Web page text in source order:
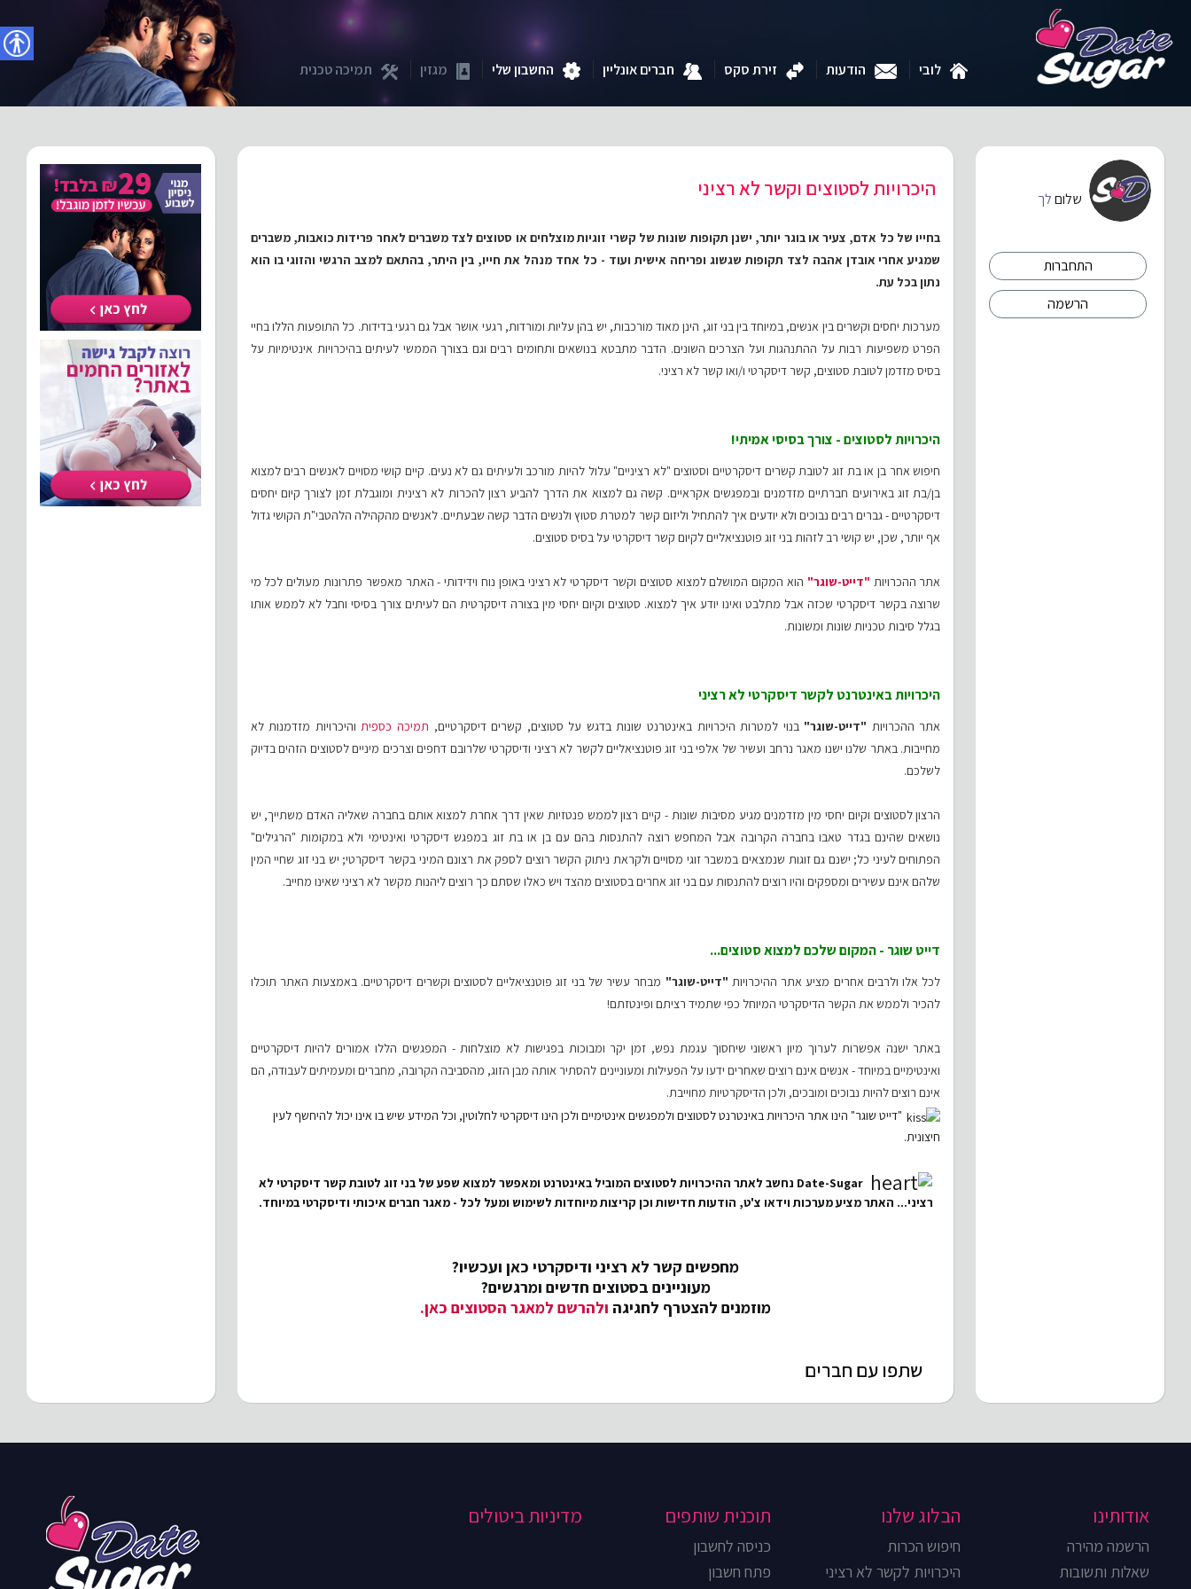
לובי הודעות זירת סקס חברים אונליין החשבון שלי מגזין תמיכה טכנית
היכרויות לסטוצים וקשר לא רציני
בחייו של כל אדם, צעיר או בוגר יותר, ישנן תקופות שונות של קשרי זוגיות מוצלחים או סטוצים לצד משברים לאחר פרידות כואבות, משברים
שמגיע אחרי אובדן אהבה לצד תקופות שגשוג ופריחה אישית ועוד - כל אחד מנהל את חייו, בין היתר, בהתאם למצב הרגשי והזוגי בו הוא
נתון בכל עת.
מערכות יחסים וקשרים בין אנשים, במיוחד בין בני זוג, הינן מאוד מורכבות, יש בהן עליות ומורדות, רגעי אושר אבל גם רגעי בדידות. כל התופעות הללו בחיי
הפרט משפיעות רבות על ההתנהגות ועל הצרכים השונים. הדבר מתבטא בנושאים ותחומים רבים וגם בצורך הממשי לעיתים בהיכרויות אינטימיות על
בסיס מזדמן לטובת סטוצים, קשר דיסקרטי ו/ואו קשר לא רציני.
היכרויות לסטוצים - צורך בסיסי אמיתי!
חיפוש אחר בן או בת זוג לטובת קשרים דיסקרטיים וסטוצים "לא רציניים" עלול להיות מורכב ולעיתים גם לא נעים. קיים קושי מסויים לאנשים רבים למצוא
בן/בת זוג באירועים חברתיים מזדמנים ובמפגשים אקראיים. קשה גם למצוא את הדרך להביע רצון להכרות לא רצינית ומוגבלת זמן לצורך קיום יחסים
דיסקרטיים - גברים רבים נבוכים ולא יודעים איך להתחיל וליזום קשר למטרת סטוץ ולנשים הדבר קשה שבעתיים. לאנשים מהקהילה הלהטבי"ת הקושי גדול
אף יותר, שכן, יש קושי רב לזהות בני זוג פוטנציאליים לקיום קשר דיסקרטי על בסיס סטוצים.
אתר ההכרויות "דייט-שוגר" הוא המקום המושלם למצוא סטוצים וקשר דיסקרטי לא רציני באופן נוח וידידותי - האתר מאפשר פתרונות מעולים לכל מי
שרוצה בקשר דיסקרטי שכזה אבל מתלבט ואינו יודע איך למצוא. סטוצים וקיום יחסי מין בצורה דיסקרטית הם לעיתים צורך בסיסי וחבל לא לממש אותו
בגלל סיבות טכניות שונות ומשונות.
היכרויות באינטרנט לקשר דיסקרטי לא רציני
אתר ההכרויות "דייט-שוגר" בנוי למטרות היכרויות באינטרנט שונות בדגש על סטוצים, קשרים דיסקרטיים, תמיכה כספיתוהיכרויות מזדמנות לא
מחייבות. באתר שלנו ישנו מאגר נרחב ועשיר של אלפי בני זוג פוטנציאליים לקשר לא רציני ודיסקרטי שלרובם דחפים וצרכים מיניים לסטוצים הזהים בדיוק
לשלכם.
הרצון לסטוצים וקיום יחסי מין מזדמנים מגיע מסיבות שונות - קיים רצון לממש פנטזיות שאין דרך אחרת למצוא אותם בחברה שאליה האדם משתייך, יש
נושאים שהינם בגדר טאבו בחברה הקרובה אבל המחפש רוצה להתנסות בהם עם בן או בת זוג במפגש דיסקרטי ואינטימי ולא במקומות "הרגילים"
הפתוחים לעיני כל; ישנם גם זוגות שנמצאים במשבר זוגי מסויים ולקראת ניתוק הקשר רוצים לספק את רצונם המיני בקשר דיסקרטי; יש בני זוג שחיי המין
שלהם אינם עשירים ומספקים והיו רוצים להתנסות עם בני זוג אחרים בסטוצים מהצד ויש כאלו שסתם כך רוצים ליהנות מקשר לא רציני שאינו מחייב.
דייט שוגר - המקום שלכם למצוא סטוצים...
לכל אלו ולרבים אחרים מציע אתר ההיכרויות "דייט-שוגר" מבחר עשיר של בני זוג פוטנציאליים לסטוצים וקשרים דיסקרטיים. באמצעות האתר תוכלו
להכיר ולממש את הקשר הדיסקרטי המיוחל כפי שתמיד רציתם ופינטזתם!
באתר ישנה אפשרות לערוך מיון ראשוני שיחסוך עגמת נפש, זמן יקר ומבוכות בפגישות לא מוצלחות - המפגשים הללו אמורים להיות דיסקרטיים
ואינטימיים במיוחד - אנשים אינם רוצים שאחרים ידעו על הפעילות ומעוניינים להסתיר אותה מבן הזוג, מהסביבה הקרובה, מחברים ומעמיתים לעבודה, הם
אינם רוצים להיות נבוכים ומובכים, ולכן הדיסקרטיות מחוייבת.
"דייט שוגר" הינו אתר היכרויות באינטרנט לסטוצים ולמפגשים אינטימיים ולכן הינו דיסקרטי לחלוטין, וכל המידע שיש בו אינו יכול להיחשף לעין
חיצונית.
Date-Sugar נחשב לאתר ההיכרויות לסטוצים המוביל באינטרנט ומאפשר למצוא שפע של בני זוג לטובת קשר דיסקרטי לא
רציני... האתר מציע מערכות וידאו צ'ט, הודעות חדישות וכן קריצות מיוחדות לשימוש ומעל לכל - מאגר חברים איכותי ודיסקרטי במיוחד.
מחפשים קשר לא רציני ודיסקרטי כאן ועכשיו?
מעוניינים בסטוצים חדשים ומרגשים?
מוזמנים להצטרף לחגיגה ולהרשם למאגר הסטוצים כאן.
שתפו עם חברים
שלוםלך
התחברות
הרשמה
אודותינו
הרשמה מהירה
שאלות ותשובות
הבלוג שלנו
חיפוש הכרות
היכרויות לקשר לא רציני
תוכנית שותפים
כניסה לחשבון
פתח חשבון
מדיניות ביטולים